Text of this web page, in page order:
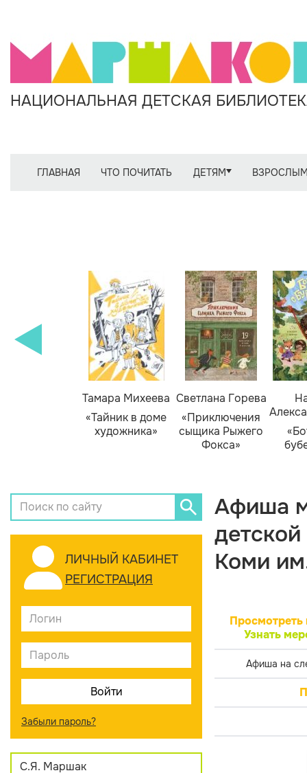
НАЦИОНАЛЬНАЯ ДЕТСКАЯ
ГЛАВНАЯ ЧТО ПОЧИТАТЬ ДЕТЯМ
Тамара Михеева
«Тайник в доме
художника»
Светлана Горева
«Приключения
сыщика Рыжего
Фокса»
ЛИЧНЫЙ КАБИНЕТ
РЕГИСТРАЦИЯ
Забыли пароль?
С.Я. Маршак
Афиша
Коми
Просмотреть
Узнать
Афиша на